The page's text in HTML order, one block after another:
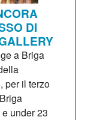
DI
a Briga
per il terzo
under 23